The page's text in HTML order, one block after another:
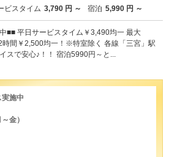
ビスタイム 3,790 円 ～ 宿泊 5,990 円 ～
■■ 平日サービスタイム￥3,490均一 最大
間￥2,500均一！※特室除く 各線「三宮」駅
スで安心♪！！ 宿泊5990円～と...
施中
金）